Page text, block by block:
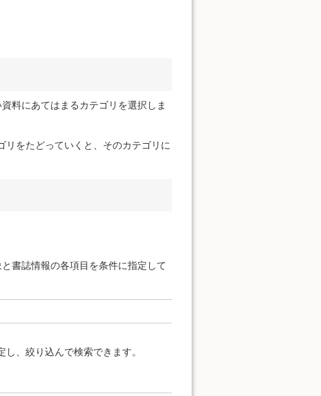
料にあてはまるカテゴリを選択しま
をたどっていくと、そのカテゴリに
書誌情報の各項目を条件に指定して
、絞り込んで検索できます。